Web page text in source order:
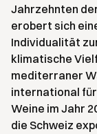
Jahrzehnten
erobert sich
Individualität
klimatische
mediterraner
international
Weine im Jahr
die Schweiz